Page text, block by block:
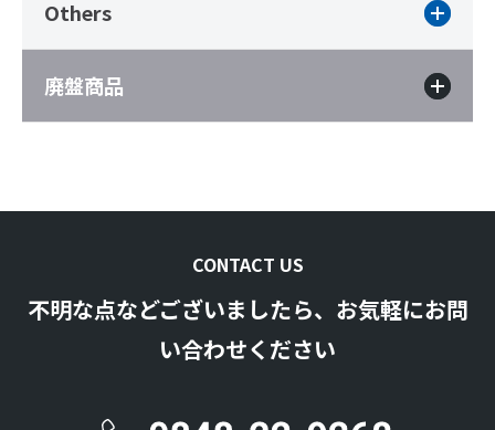
Others
廃盤商品
CONTACT US
不明な点などございましたら、お気軽にお問
い合わせください